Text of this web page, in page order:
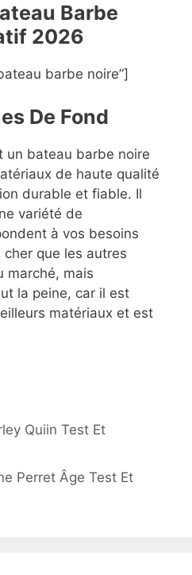
Barbe
tif 2026
barbe noire”]
De Fond
un bateau barbe noire
de haute qualité
durable et fiable. Il
variété de
à vos besoins
que les autres
marché, mais
la peine, car il est
matériaux et est
Quiin Test Et
Perret Âge Test Et